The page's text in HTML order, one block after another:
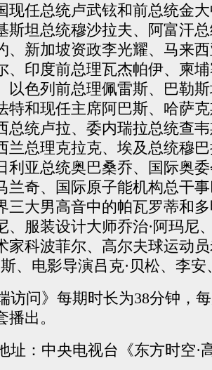
现任总统卢武铉和前总统金
斯坦总统穆沙拉夫、阿富汗
、新加坡资政李光耀、马来
、印度前总理瓦杰帕伊、柬
以色列前总理佩雷斯、巴勒
特和现任主席阿巴斯、哈萨
总统卢拉、委内瑞拉总统查
兰总理克拉克、埃及总统穆
利亚总统奥巴桑乔、国际奥
兰奇、国际原子能机构总干
三大男高音中的帕瓦罗蒂和
、服装设计大师乔治·阿玛尼
家科波菲尔、高尔夫球运动
、电影导演吕克·贝松、李
问》每期时长为38分钟，
播出。
：中央电视台《东方时空·